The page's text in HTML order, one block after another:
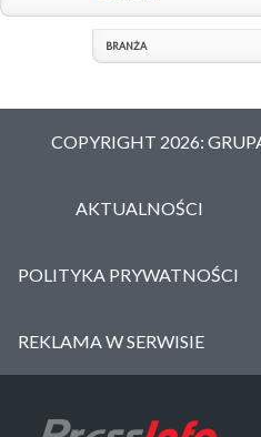
BRANŻA
COPYRIGHT 2026:
AKTUALNOŚCI
POLITYKA PRYWATNOŚCI
REKLAMA W SERWISIE